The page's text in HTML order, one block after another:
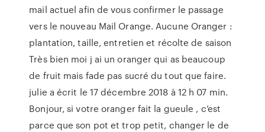
mail actuel afin de vous confirmer le passage
vers le nouveau Mail Orange. Aucune Oranger :
plantation, taille, entretien et récolte de saison
Très bien moi j ai un oranger qui as beaucoup
de fruit mais fade pas sucré du tout que faire.
julie a écrit le 17 décembre 2018 à 12 h 07 min.
Bonjour, si votre oranger fait la gueule , c’est
parce que son pot et trop petit, changer le de